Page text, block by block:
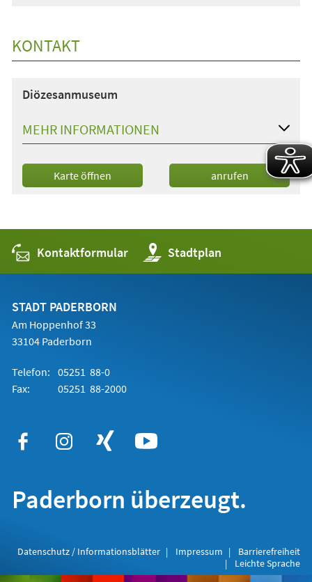
KONTAKT
Diözesanmuseum
MEHR INFORMATIONEN
Karte öffnen
(Öffnet
in
anrufen
Kontaktformular Stadtplan
(Öffnet
in
einem
STADT PADERBORN
Am Hoppenhof 33
33104 Paderborn
Telefon: 05251 88-0
Fax:
05251 88-2000
Paderborn überzeugt.
Datenschutz / Informationsblätter Impressum
Barrierefreiheit
Leichte Sprache